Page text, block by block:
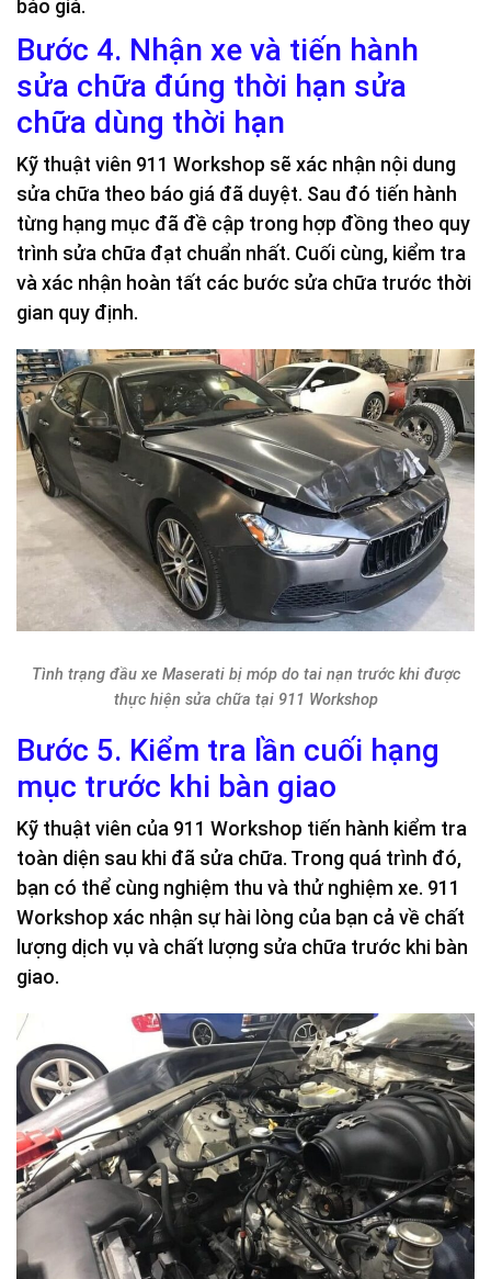
báo giá.
Bước 4. Nhận xe và tiến hành
sửa chữa đúng thời hạn sửa
chữa dùng thời hạn
Kỹ thuật viên 911 Workshop sẽ xác nhận nội dung
sửa chữa theo báo giá đã duyệt. Sau đó tiến hành
từng hạng mục đã đề cập trong hợp đồng theo quy
trình sửa chữa đạt chuẩn nhất. Cuối cùng, kiểm tra
và xác nhận hoàn tất các bước sửa chữa trước thời
gian quy định.
Tình trạng đầu xe Maserati bị móp do tai nạn trước khi được
thực hiện sửa chữa tại 911 Workshop
Bước 5. Kiểm tra lần cuối hạng
mục trước khi bàn giao
Kỹ thuật viên của 911 Workshop tiến hành kiểm tra
toàn diện sau khi đã sửa chữa. Trong quá trình đó,
bạn có thể cùng nghiệm thu và thử nghiệm xe. 911
Workshop xác nhận sự hài lòng của bạn cả về chất
lượng dịch vụ và chất lượng sửa chữa trước khi bàn
giao.